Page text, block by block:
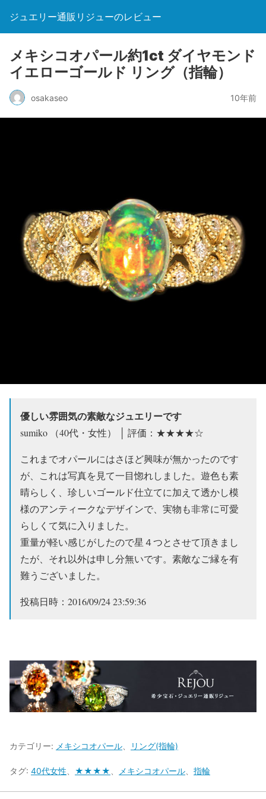
ジュエリー通販リジューのレビュー
メキシコオパール約1ct ダイヤモンド
イエローゴールド リング（指輪）
osakaseo 10年前
優しい雰囲気の素敵なジュエリーです
sumiko （40代・女性） │ 評価：★★★★☆
これまでオパールにはさほど興味が無かったのです
が、これは写真を見て一目惚れしました。遊色も素
晴らしく、珍しいゴールド仕立てに加えて透かし模
様のアンティークなデザインで、実物も非常に可愛
らしくて気に入りました。
重量が軽い感じがしたので星４つとさせて頂きまし
たが、それ以外は申し分無いです。素敵なご縁を有
難うございました。
投稿日時：2016/09/24 23:59:36
カテゴリー: メキシコオパール リング(指輪)
タグ: 40代女性 ★★★★ メキシコオパール 指輪